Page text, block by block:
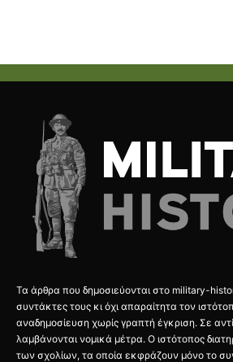
Τα άρθρα που δημοσιεύονται στο military-
συντάκτες τους κι όχι απαραίτητα τον
αναδημοσίευση χωρίς γραπτή έγκριση. Σε
λαμβάνονται νομικά μέτρα. Ο ιστότοπος
των σχολίων, τα οποία εκφράζουν μόνο το